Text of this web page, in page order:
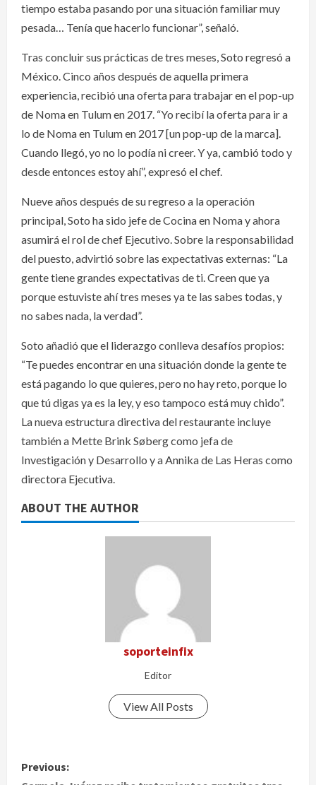
tiempo estaba pasando por una situación familiar muy
pesada… Tenía que hacerlo funcionar”, señaló.
Tras concluir sus prácticas de tres meses, Soto regresó a
México. Cinco años después de aquella primera
experiencia, recibió una oferta para trabajar en el pop-up
de Noma en Tulum en 2017. “Yo recibí la oferta para ir a
lo de Noma en Tulum en 2017 [un pop-up de la marca].
Cuando llegó, yo no lo podía ni creer. Y ya, cambió todo y
desde entonces estoy ahí”, expresó el chef.
Nueve años después de su regreso a la operación
principal, Soto ha sido jefe de Cocina en Noma y ahora
asumirá el rol de chef Ejecutivo. Sobre la responsabilidad
del puesto, advirtió sobre las expectativas externas: “La
gente tiene grandes expectativas de ti. Creen que ya
porque estuviste ahí tres meses ya te las sabes todas, y
no sabes nada, la verdad”.
Soto añadió que el liderazgo conlleva desafíos propios:
“Te puedes encontrar en una situación donde la gente te
está pagando lo que quieres, pero no hay reto, porque lo
que tú digas ya es la ley, y eso tampoco está muy chido”.
La nueva estructura directiva del restaurante incluye
también a Mette Brink Søberg como jefa de
Investigación y Desarrollo y a Annika de Las Heras como
directora Ejecutiva.
ABOUT THE AUTHOR
soporteinfix
Editor
View All Posts
P
Previous: